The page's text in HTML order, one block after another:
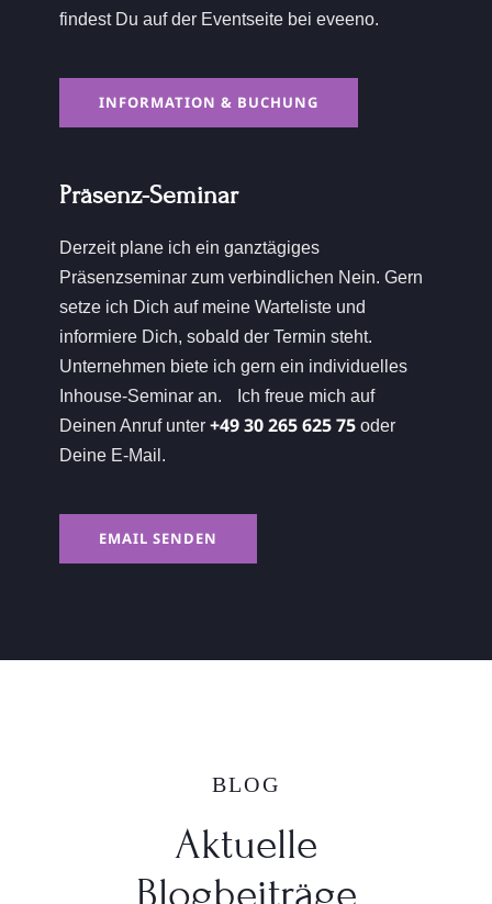
findest Du auf der Eventseite bei eveeno.
INFORMATION & BUCHUNG
Präsenz-Seminar
Derzeit plane ich ein ganztägiges
Präsenzseminar zum verbindlichen Nein. Gern
setze ich Dich auf meine Warteliste und
informiere Dich, sobald der Termin steht.
Unternehmen biete ich gern ein individuelles
Inhouse-Seminar an. Ich freue mich auf
Deinen Anruf unter +49 30 265 625 75 oder
Deine E-Mail.
EMAIL SENDEN
BLOG
Aktuelle
Blogbeiträge